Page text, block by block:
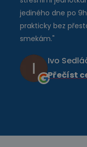
jediného dne po
prakticky bez
smekám."
Ivo
Přečíst